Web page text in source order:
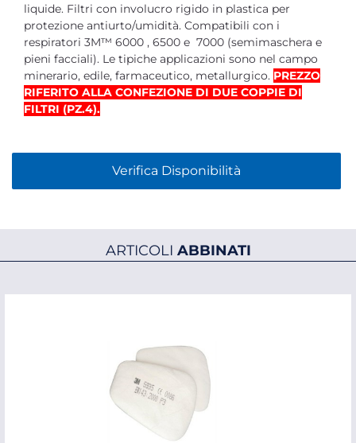
liquide. Filtri con involucro rigido in plastica per
protezione antiurto/umidità. Compatibili con i
respiratori 3M™ 6000 , 6500 e 7000 (semimaschera e
pieni facciali). Le tipiche applicazioni sono nel campo
minerario, edile, farmaceutico, metallurgico. PREZZO
RIFERITO ALLA CONFEZIONE DI DUE COPPIE DI
FILTRI (PZ.4).
Verifica Disponibilità
ARTICOLI ABBINATI